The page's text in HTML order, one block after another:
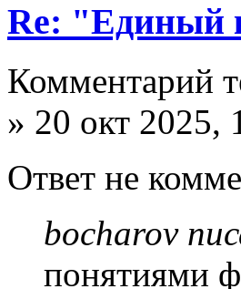
Re: "Единый
Комментарий
» 20 окт 2025,
Ответ не
bocharov
понятиями